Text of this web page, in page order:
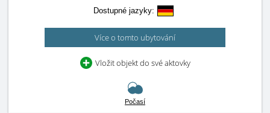
Dostupné jazyky:
Více o tomto ubytování
Vložit objekt do své aktovky
Počasí